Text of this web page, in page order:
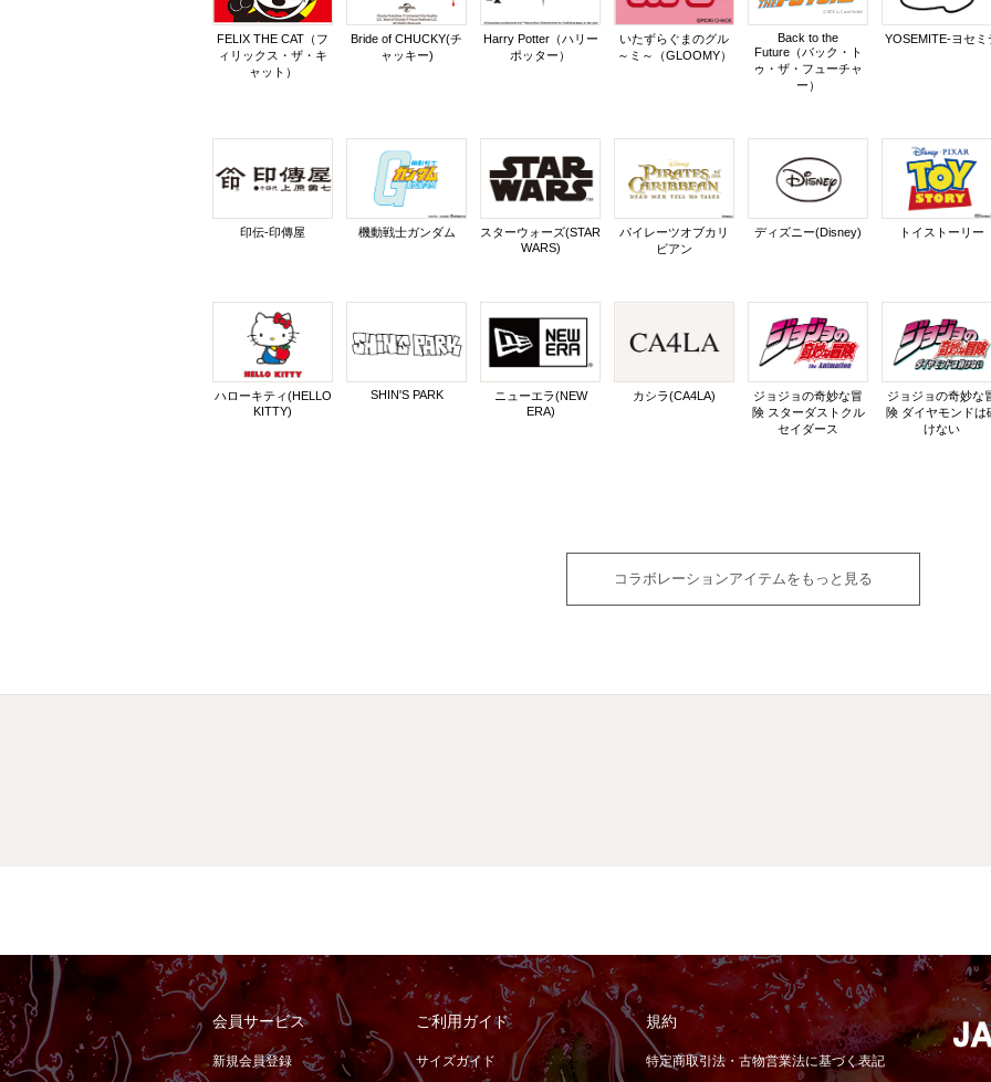
FELIX THE CAT（フ
ィリックス・ザ・キ
ャット）
Bride of CHUCKY(チ
ャッキー)
Harry Potter（ハリー
ポッター）
いたずらぐまのグル
～ミ～（GLOOMY）
Back to the
Future（バック・ト
ゥ・ザ・フューチャ
ー）
YOSEMITE-ヨセミ
印伝-印傳屋 機動戦士ガンダム
スターウォーズ(STAR
WARS)
パイレーツオブカリ
ビアン
ディズニー(Disney) トイストーリー
ハローキティ(HELLO
KITTY)
SHIN'S PARK
ニューエラ(NEW
ERA)
カシラ(CA4LA)
ジョジョの奇妙な冒
険 スターダストクル
セイダース
ジョジョの奇妙な
険 ダイヤモンドは
けない
コラボレーションアイテムをもっと見る
会員サービス
新規会員登録
ご利用ガイド
サイズガイド
規約
特定商取引法・古物営業法に基づく表記